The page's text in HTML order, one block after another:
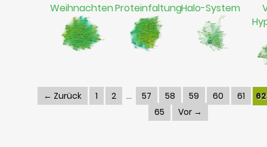
WeihnachtenProteinfaltungHalo-System
← Zurück 1 2 57 58 59 60 61
62
65
Vor →